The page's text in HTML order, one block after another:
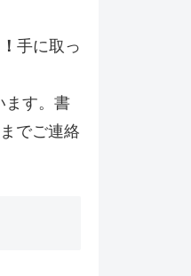
手に取っ
ます。書
までご連絡